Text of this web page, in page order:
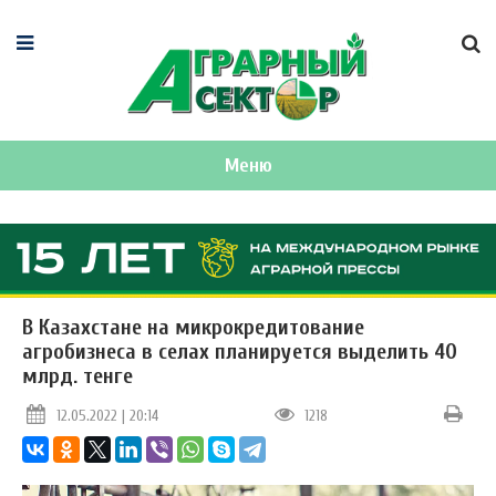
Меню
В Казахстане на микрокредитование
агробизнеса в селах планируется выделить 40
млрд. тенге
12.05.2022 | 20:14 1218